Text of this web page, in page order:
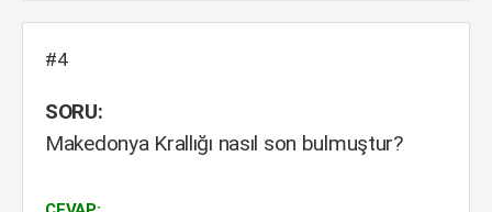
#4
SORU:
Makedonya Krallığı nasıl son bulmuştur?